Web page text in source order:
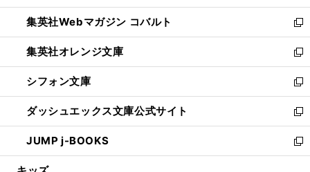
開
く
ウ
で
開
く
ン
ド
ウ
で
開
く
ウ
ィ
ン
ド
ウ
で
開
く
集英社Webマガジン コバルト
新
し
い
ウ
ィ
ン
ド
ウ
で
開
集英社オレンジ文庫
新
し
い
ウ
ィ
ン
ド
ウ
シフォン文庫
新
し
い
ウ
ィ
ン
ダッシュエックス文庫公式サイト
新
し
い
ウ
JUMP j-BOOKS
新
し